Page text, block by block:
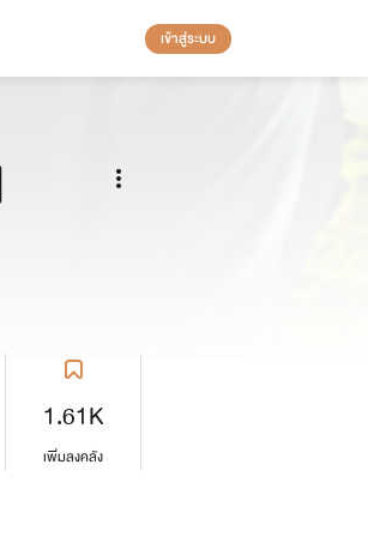
เข้าสู่ระบบ
1.61K
เพิ่มลงคลัง